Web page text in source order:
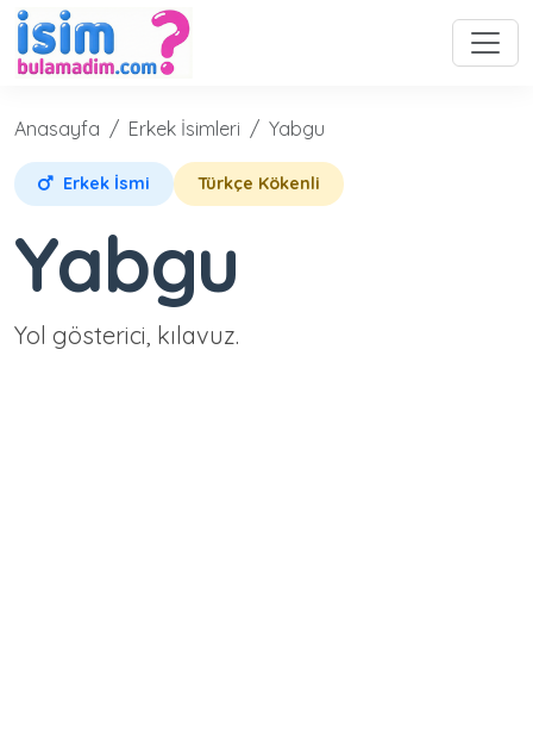
Anasayfa Erkek İsimleri Yabgu
Erkek İsmi Türkçe Kökenli
Yabgu
Yol gösterici, kılavuz.